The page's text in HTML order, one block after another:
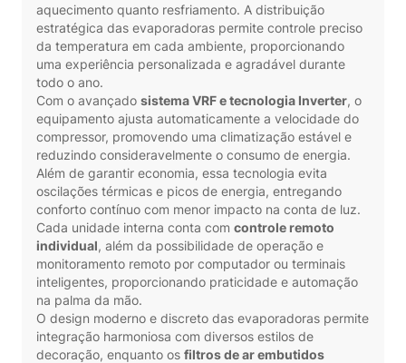
aquecimento quanto resfriamento. A distribuição
estratégica das evaporadoras permite controle preciso
da temperatura em cada ambiente, proporcionando
uma experiência personalizada e agradável durante
todo o ano.
Com o avançado sistema VRF e tecnologia Inverter, o
equipamento ajusta automaticamente a velocidade do
compressor, promovendo uma climatização estável e
reduzindo consideravelmente o consumo de energia.
Além de garantir economia, essa tecnologia evita
oscilações térmicas e picos de energia, entregando
conforto contínuo com menor impacto na conta de luz.
Cada unidade interna conta com controle remoto
individual, além da possibilidade de operação e
monitoramento remoto por computador ou terminais
inteligentes, proporcionando praticidade e automação
na palma da mão.
O design moderno e discreto das evaporadoras permite
integração harmoniosa com diversos estilos de
decoração, enquanto os filtros de ar embutidos